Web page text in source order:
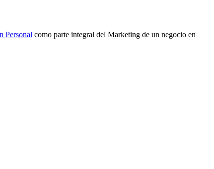
Personal como parte integral del Marketing de un negocio en